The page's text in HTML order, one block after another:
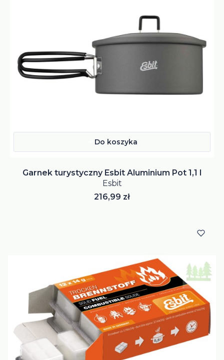
Do koszyka
Garnek turystyczny Esbit Aluminium Pot 1,1 l
Esbit
Cena
216,99 zł